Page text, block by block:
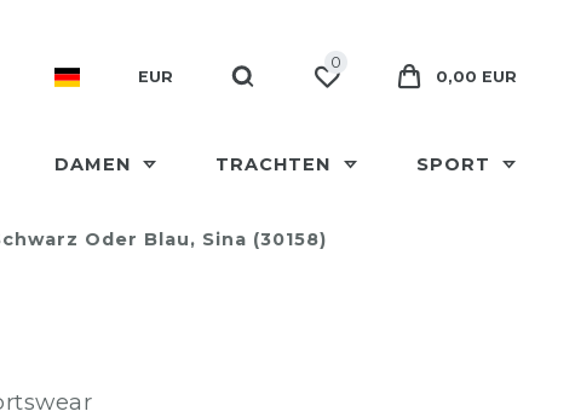
EUR
0
0,00 EUR
DAMEN TRACHTEN SPORT
Oder Blau, Sina (30158)